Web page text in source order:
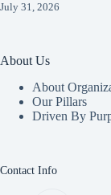
July 31, 2026
About Us
About
Our Pillars
Driven By
Contact Info